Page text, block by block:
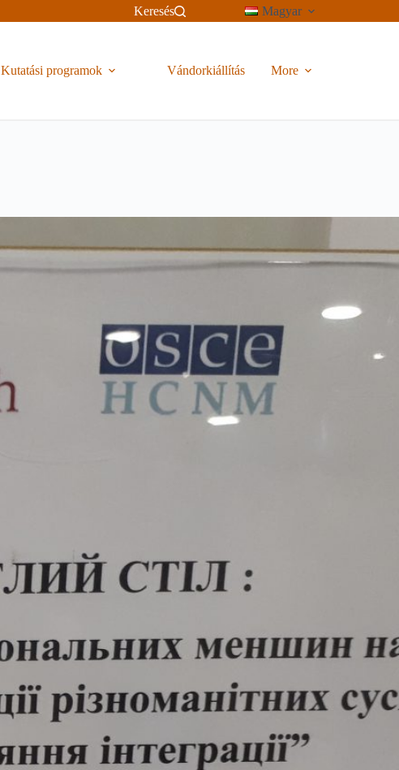
Keresés Magyar
Kutatási programok Vándorkiállítás More